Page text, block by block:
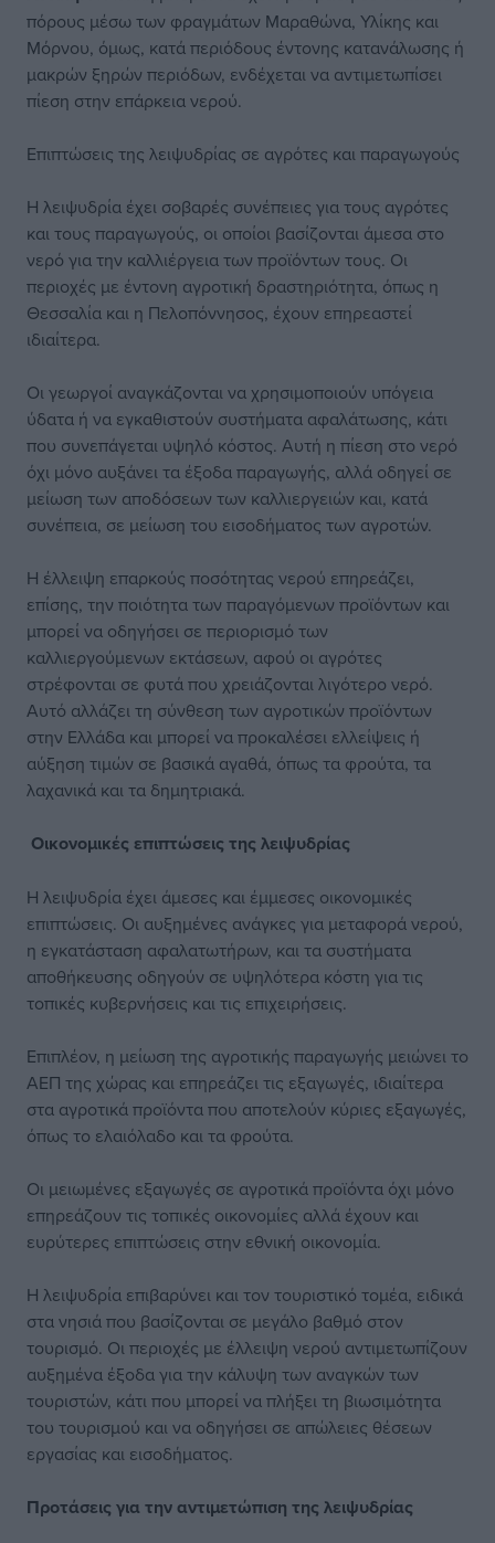
πόρους μέσω των φραγμάτων Μαραθώνα, Υλίκης και
Μόρνου, όμως, κατά περιόδους έντονης κατανάλωσης ή
μακρών ξηρών περιόδων, ενδέχεται να αντιμετωπίσει
πίεση στην επάρκεια νερού.
Επιπτώσεις της λειψυδρίας σε αγρότες και παραγωγούς
Η λειψυδρία έχει σοβαρές συνέπειες για τους αγρότες
και τους παραγωγούς, οι οποίοι βασίζονται άμεσα στο
νερό για την καλλιέργεια των προϊόντων τους. Οι
περιοχές με έντονη αγροτική δραστηριότητα, όπως η
Θεσσαλία και η Πελοπόννησος, έχουν επηρεαστεί
ιδιαίτερα.
Οι γεωργοί αναγκάζονται να χρησιμοποιούν υπόγεια
ύδατα ή να εγκαθιστούν συστήματα αφαλάτωσης, κάτι
που συνεπάγεται υψηλό κόστος. Αυτή η πίεση στο νερό
όχι μόνο αυξάνει τα έξοδα παραγωγής, αλλά οδηγεί σε
μείωση των αποδόσεων των καλλιεργειών και, κατά
συνέπεια, σε μείωση του εισοδήματος των αγροτών.
Η έλλειψη επαρκούς ποσότητας νερού επηρεάζει,
επίσης, την ποιότητα των παραγόμενων προϊόντων και
μπορεί να οδηγήσει σε περιορισμό των
καλλιεργούμενων εκτάσεων, αφού οι αγρότες
στρέφονται σε φυτά που χρειάζονται λιγότερο νερό.
Αυτό αλλάζει τη σύνθεση των αγροτικών προϊόντων
στην Ελλάδα και μπορεί να προκαλέσει ελλείψεις ή
αύξηση τιμών σε βασικά αγαθά, όπως τα φρούτα, τα
λαχανικά και τα δημητριακά.
Οικονομικές επιπτώσεις της λειψυδρίας
Η λειψυδρία έχει άμεσες και έμμεσες οικονομικές
επιπτώσεις. Οι αυξημένες ανάγκες για μεταφορά νερού,
η εγκατάσταση αφαλατωτήρων, και τα συστήματα
αποθήκευσης οδηγούν σε υψηλότερα κόστη για τις
τοπικές κυβερνήσεις και τις επιχειρήσεις.
Επιπλέον, η μείωση της αγροτικής παραγωγής μειώνει το
ΑΕΠ της χώρας και επηρεάζει τις εξαγωγές, ιδιαίτερα
στα αγροτικά προϊόντα που αποτελούν κύριες εξαγωγές,
όπως το ελαιόλαδο και τα φρούτα.
Οι μειωμένες εξαγωγές σε αγροτικά προϊόντα όχι μόνο
επηρεάζουν τις τοπικές οικονομίες αλλά έχουν και
ευρύτερες επιπτώσεις στην εθνική οικονομία.
Η λειψυδρία επιβαρύνει και τον τουριστικό τομέα, ειδικά
στα νησιά που βασίζονται σε μεγάλο βαθμό στον
τουρισμό. Οι περιοχές με έλλειψη νερού αντιμετωπίζουν
αυξημένα έξοδα για την κάλυψη των αναγκών των
τουριστών, κάτι που μπορεί να πλήξει τη βιωσιμότητα
του τουρισμού και να οδηγήσει σε απώλειες θέσεων
εργασίας και εισοδήματος.
Προτάσεις για την αντιμετώπιση της λειψυδρίας